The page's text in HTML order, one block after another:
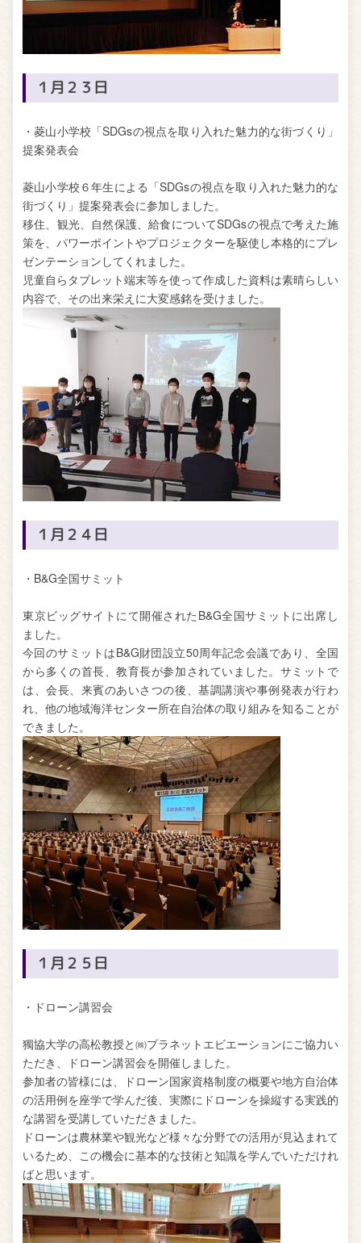
１月２３日
・菱山小学校「SDGsの視点を取り入れた魅力的な街づくり」
提案発表会
菱山小学校６年生による「SDGsの視点を取り入れた魅力的な
街づくり」提案発表会に参加しました。
移住、観光、自然保護、給食についてSDGsの視点で考えた施
策を、パワーポイントやプロジェクターを駆使し本格的にプレ
ゼンテーションしてくれました。
児童自らタブレット端末等を使って作成した資料は素晴らしい
内容で、その出来栄えに大変感銘を受けました。
１月２４日
・B&G全国サミット
東京ビッグサイトにて開催されたB&G全国サミットに出席し
ました。
今回のサミットはB&G財団設立50周年記念会議であり、全国
から多くの首長、教育長が参加されていました。サミットで
は、会長、来賓のあいさつの後、基調講演や事例発表が行わ
れ、他の地域海洋センター所在自治体の取り組みを知ることが
できました。
１月２５日
・ドローン講習会
獨協大学の高松教授と㈱プラネットエビエーションにご協力い
ただき、ドローン講習会を開催しました。
参加者の皆様には、ドローン国家資格制度の概要や地方自治体
の活用例を座学で学んだ後、実際にドローンを操縦する実践的
な講習を受講していただきました。
ドローンは農林業や観光など様々な分野での活用が見込まれて
いるため、この機会に基本的な技術と知識を学んでいただけれ
ばと思います。